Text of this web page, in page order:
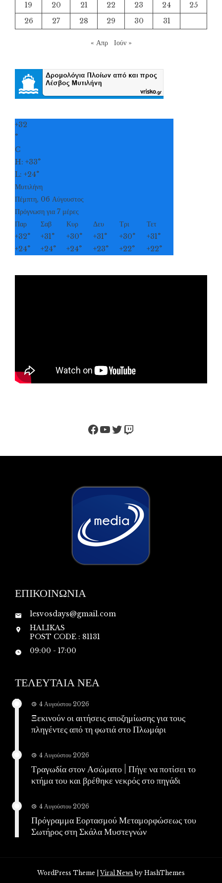
19
20 21 22 23 24
25
26
27 28 29 30 31
« Απρ Ιούν »
+32
°
C
H: +33°
L: +24°
Μυτιλήνη
Πέμπτη, 06 Αύγουστος
Πρόγνωση για 7 μέρες
Παρ
Σαβ Κυρ Δευ Τρι
Τετ
+32° +31° +30° +31° +30° +31°
+24° +24° +24° +23° +22° +22°
Facebook
YouTube
Twitter
Twitch
ΕΠΙΚΟΙΝΩΝΙΑ
lesvosdays@gmail.com
HALIKAS
POST CODE : 81131
09:00 - 17:00
ΤΕΛΕΥΤΑΙΑ ΝΕΑ
4 Αυγούστου 2026
Ξεκινούν οι αιτήσεις αποζημίωσης για τους
πληγέντες από τη φωτιά στο Πλωμάρι
4 Αυγούστου 2026
Τραγωδία στον Ασώματο | Πήγε να ποτίσει το
κτήμα του και βρέθηκε νεκρός στο πηγάδι
4 Αυγούστου 2026
Πρόγραμμα Εορτασμού Μεταμορφώσεως του
Σωτήρος στη Σκάλα Μυστεγνών
WordPress Theme |Viral News by HashThemes